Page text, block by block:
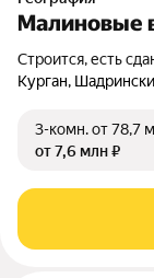
Малиновые
Строится, есть
Курган,
3-комн.от 78,7
от 7,6 млн ₽